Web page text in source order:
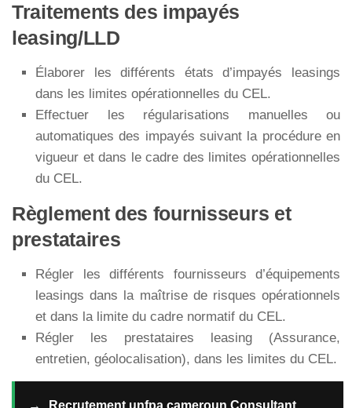
Traitements des impayés
leasing/LLD
Élaborer les différents états d’impayés leasings
dans les limites opérationnelles du CEL.
Effectuer les régularisations manuelles ou
automatiques des impayés suivant la procédure en
vigueur et dans le cadre des limites opérationnelles
du CEL.
Règlement des fournisseurs et
prestataires
Régler les différents fournisseurs d’équipements
leasings dans la maîtrise de risques opérationnels
et dans la limite du cadre normatif du CEL.
Régler les prestataires leasing (Assurance,
entretien, géolocalisation), dans les limites du CEL.